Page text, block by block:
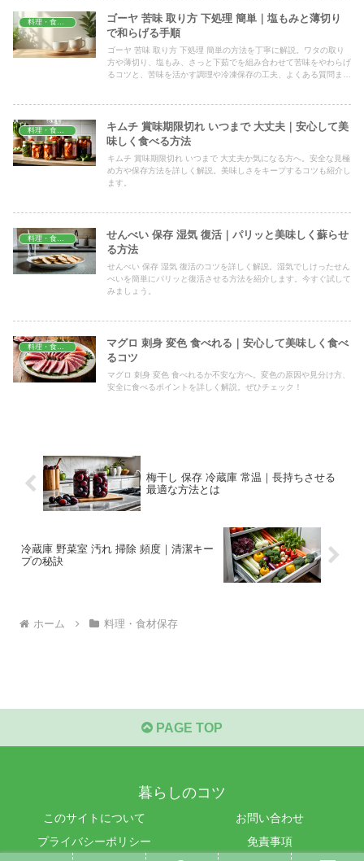
料理・食材保存
ゴーヤ 苦味 取り方 下処理 簡単｜塩もみと薄切り
で和らげる手順
ゴーヤ 苦味 取り方 下処理 簡単の方法を丁寧に解説。ワタの取り
方や薄切り、塩もみ、さっと下茹でを組み合わせて苦味をやわらげ
るコツと、苦味を活かす調理や冷凍保存の工夫、よくある質問ま
料理・食材保存
キムチ 賞味期限切れ いつまで 大丈夫｜安心して美
味しく食べる方法
キムチ 賞味期限切れ いつまで 大丈夫か気になる方へ。安全な見極
め方や保存方法を詳しく解説。美味しさをキープするコツも紹介し
ます。
料理・食材保存
せんべい 保存 湿気 復活｜パリッと美味しく蘇らせ
る方法
せんべい 保存 湿気 復活のコツを詳しく解説。湿気でしけったせん
べいを簡単にパリッと復活させる方法を紹介します。今すぐ試して
みましょう。
料理・食材保存
マグロ 刺身 変色 食べれる｜安心して美味しく食べ
るコツ
マグロ 刺身 変色 食べれるか不安な方へ。変色の原因や見分け方、
安全に食べるポイントを詳しく解説。ぜひチェック！
梅干し 保存 冷蔵庫 常温｜長持ちさせる
最適な方法とは
冷蔵庫 野菜室 汚れ 掃除 頻度｜清潔キー
プの秘訣
ホーム 料理・食材保存
PAGE TOP
暮らしのコツ
このサイトについて
お問い合わせ
プライバシーポリシー
免責事項